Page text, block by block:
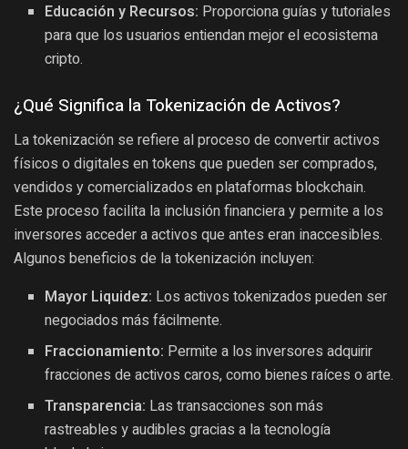
Educación y Recursos: Proporciona guías y tutoriales
para que los usuarios entiendan mejor el ecosistema
cripto.
¿Qué Significa la Tokenización de Activos?
La tokenización se refiere al proceso de convertir activos
físicos o digitales en tokens que pueden ser comprados,
vendidos y comercializados en plataformas blockchain.
Este proceso facilita la inclusión financiera y permite a los
inversores acceder a activos que antes eran inaccesibles.
Algunos beneficios de la tokenización incluyen:
Mayor Liquidez: Los activos tokenizados pueden ser
negociados más fácilmente.
Fraccionamiento: Permite a los inversores adquirir
fracciones de activos caros, como bienes raíces o arte.
Transparencia: Las transacciones son más
rastreables y audibles gracias a la tecnología